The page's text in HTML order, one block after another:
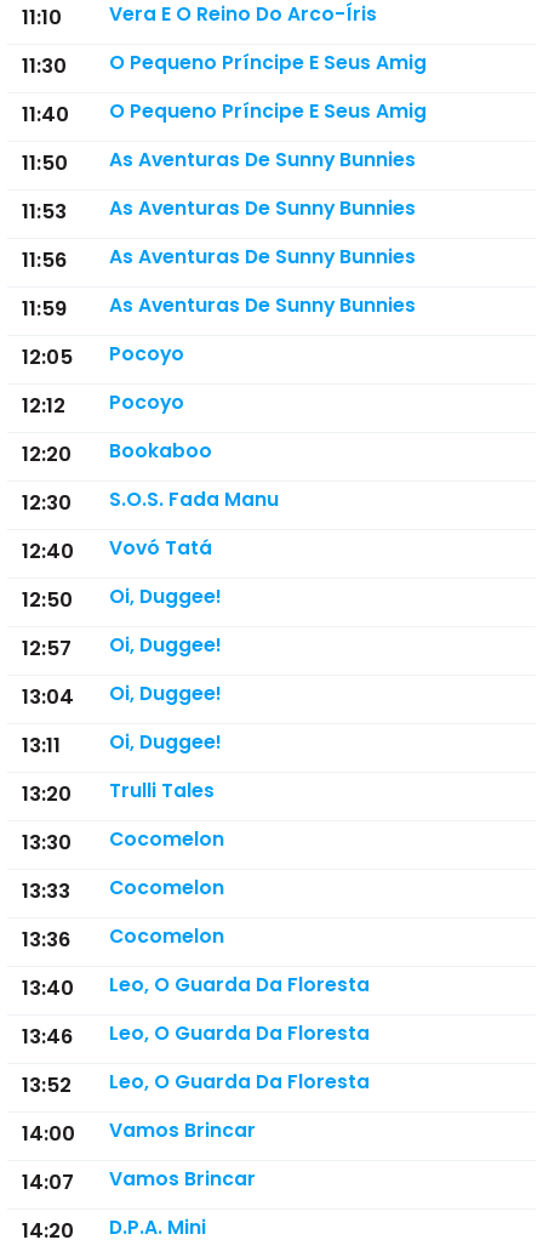
11:10 Vera E O Reino Do Arco-Íris
11:30 O Pequeno Príncipe E Seus Amig
11:40 O Pequeno Príncipe E Seus Amig
11:50 As Aventuras De Sunny Bunnies
11:53 As Aventuras De Sunny Bunnies
11:56 As Aventuras De Sunny Bunnies
11:59 As Aventuras De Sunny Bunnies
12:05 Pocoyo
12:12 Pocoyo
12:20 Bookaboo
12:30 S.O.S. Fada Manu
12:40 Vovó Tatá
12:50 Oi, Duggee!
12:57 Oi, Duggee!
13:04 Oi, Duggee!
13:11 Oi, Duggee!
13:20 Trulli Tales
13:30 Cocomelon
13:33 Cocomelon
13:36 Cocomelon
13:40 Leo, O Guarda Da Floresta
13:46 Leo, O Guarda Da Floresta
13:52 Leo, O Guarda Da Floresta
14:00 Vamos Brincar
14:07 Vamos Brincar
14:20 D.P.A. Mini